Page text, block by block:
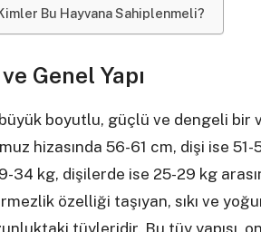
Bu Hayvana Sahiplenmeli?
Genel Yapı
boyutlu, güçlü ve dengeli bir
hizasında 56-61 cm, dişi ise 51-
34 kg, dişilerde ise 25-29 kg
özelliği taşıyan, sıkı ve
tüyleridir. Bu tüy yapısı,